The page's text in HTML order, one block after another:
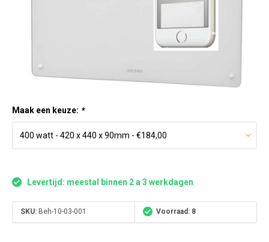
Maak een keuze: *
Levertijd: meestal binnen 2 a 3 werkdagen
SKU: Beh-10-03-001 Voorraad: 8